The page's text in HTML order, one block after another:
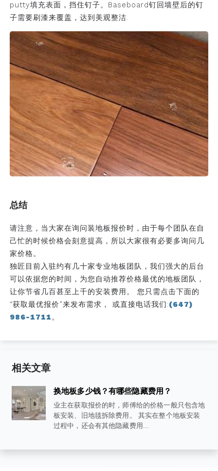
putty填充表面，挡住钉子。Baseboard钉回墙壁后的钉
子需要刷漆来覆盖，达到美观整洁.
总结
请注意，当大家在询问装地板报价时，由于每个团队在自
己忙的时候价格会刻意提高，所以大家很有必要多询问几
家价格。
独匠目前入驻约有几十家专业地板团队，我们强大的后台
可以依据您的时间，为您自动推荐价格最优的地板团队，
让你节省几百甚至上千的安装费用。 您只需点击下面的
“获取最优报价”来发布需求， 或直接电话我们:(647)
986-1711。
相关文章
换地板多少钱？有哪些隐藏费用？
业主在获取报价的时，师傅给的价格一般只包含地
板安装、旧地毯拆除费用。 其实在整个地板安装
过程中，还会有其他隐藏费用...